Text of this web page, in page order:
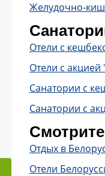
Желудочно-
Отели с
Отели с
Санатории с
Санатории с
Отдых в
Отели